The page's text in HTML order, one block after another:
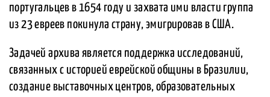
португальцев в 1654 году и захвата ими власти группа
из 23 евреев покинула страну, эмигрировав в США.
Задачей архива является поддержка исследований,
связанных с историей еврейской общины в Бразилии,
создание выставочных центров, образовательных